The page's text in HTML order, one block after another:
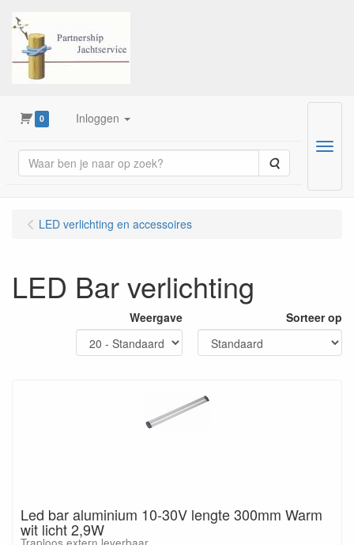
0 Inloggen
Zoeken
Menu
LED verlichting en accessoires
LED Bar verlichting
Weergave Sorteer op
Led bar aluminium 10-30V lengte 300mm Warm
wit licht 2,9W